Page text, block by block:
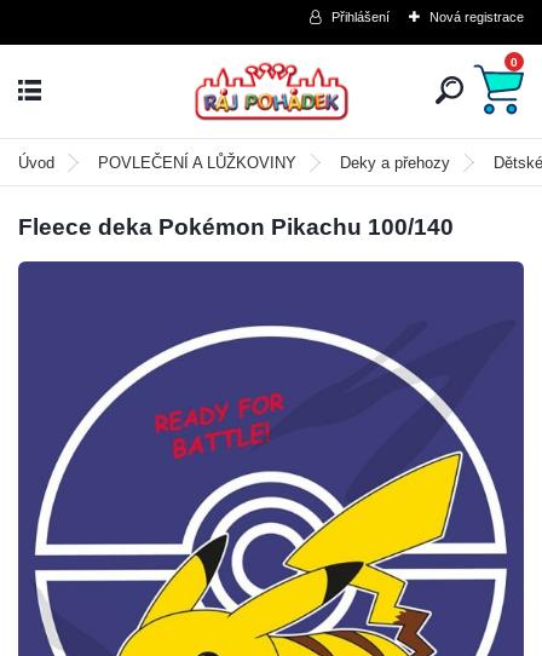
Přihlášení Nová registrace
0
Úvod POVLEČENÍ A LŮŽKOVINY Deky a přehozy
Fleece deka Pokémon Pikachu 100/140